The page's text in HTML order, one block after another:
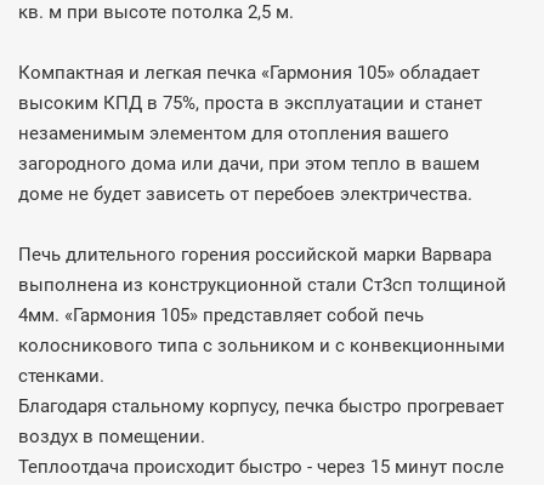
кв. м при высоте потолка 2,5 м.
Компактная и легкая печка «Гармония 105» обладает
высоким КПД в 75%, проста в эксплуатации и станет
незаменимым элементом для отопления вашего
загородного дома или дачи, при этом тепло в вашем
доме не будет зависеть от перебоев электричества.
Печь длительного горения российской марки Варвара
выполнена из конструкционной стали Ст3сп толщиной
4мм. «Гармония 105» представляет собой печь
колосникового типа с зольником и с конвекционными
стенками.
Благодаря стальному корпусу, печка быстро прогревает
воздух в помещении.
Теплоотдача происходит быстро - через 15 минут после